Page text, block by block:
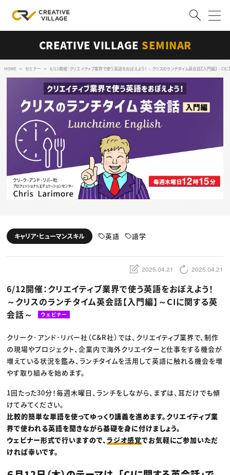
ログイン 会員登録
RECRUIT
クリエイター求人を探す
CREATIVE JOB求人検索
特集求人
採用説明会
転職支援サービス
スキルアップしたい！
動画配信・映像制作
編集・ライティング
ディレクション
TOP Creator’s コラム トップ
Webクリエイター
ゲームクリエイター
クリエイターインタビュー
C＆R Magazine
セミナー
ニュース・トレンド トップ
Web
映像
ゲーム・エンタメ
広告
CREATIVE VILLAGEからのお知らせ
プロフェッショナル×つながる×メディア
CREATIVE VILLAGE SEMINAR
HOME セミナー 6/12開催：クリエイティブ業界で使う英語をおぼえよう！ ～クリスのランチタイム英会話【入門編】～CI
キャリア・ヒューマンスキル 英語 語学
2025.04.21 2025.04.21
6/12開催：クリエイティブ業界で使う英語をおぼえよう！
～クリスのランチタイム英会話【入門編】～CIに関する英
会話～
ウェビナー
クリーク･アンド･リバー社（C&R社）では、クリエイティブ業界で、制作
の現場やプロジェクト、企業内で海外クリエイターと仕事をする機会が
増えている状況を鑑み、ランチタイムを活用して英語に触れる機会を増
やす取り組みを始めます。
1回たった30分！毎週木曜日、ランチをしながら、まずは、耳だけでも傾
けてみてください。
比較的簡単な単語を使ってゆっくり講義を進めます。クリエイティブ業
界で使われる英語を聞きながら基礎を身に付けましょう。
ウェビナー形式で行いますので、ラジオ感覚でお気軽にご参加いただ
ければ幸いです。